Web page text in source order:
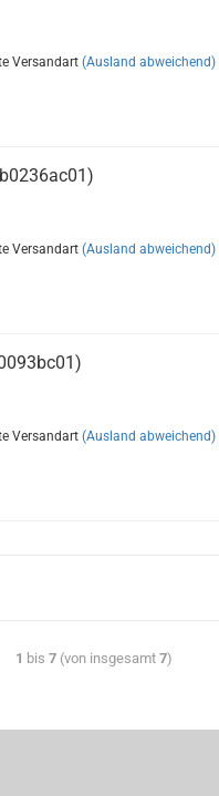
Versandart (Ausland abweichend)
Versandart (Ausland abweichend)
Versandart (Ausland abweichend)
1 bis 7(von insgesamt 7)